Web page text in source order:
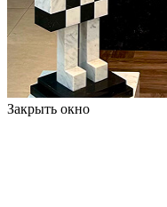
Закрыть окно